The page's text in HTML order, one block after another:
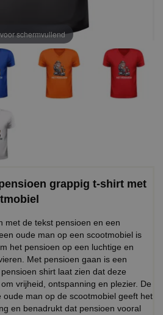
schermvullend
grappig t-shirt met
met de tekst pensioen en een
oude man op een scootmobiel is
het pensioen op een luchtige en
Met pensioen gaan is een
shirt laat zien dat deze
vrijheid, ontspanning en plezier. De
oude man op de scootmobiel geeft het
en benadrukt dat pensioen vooral